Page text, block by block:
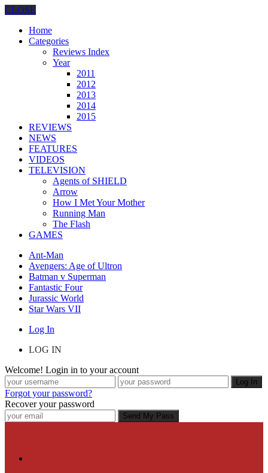
CLOSE
Home
Categories
Reviews Index
Year
2011
2012
2013
2014
2015
REVIEWS
NEWS
FEATURES
VIDEOS
TELEVISION
Agents of SHIELD
Arrow
How I Met Your Mother
Running Man
The Flash
GAMES
Ant-Man
Avengers: Age of Ultron
Batman v Superman
Fantastic Four
Jurassic World
Star Wars VII
Log In
LOG IN
Welcome! Login in to your account
Forgot your password?
Recover your password